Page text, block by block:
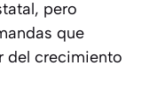
pero
que
del crecimiento